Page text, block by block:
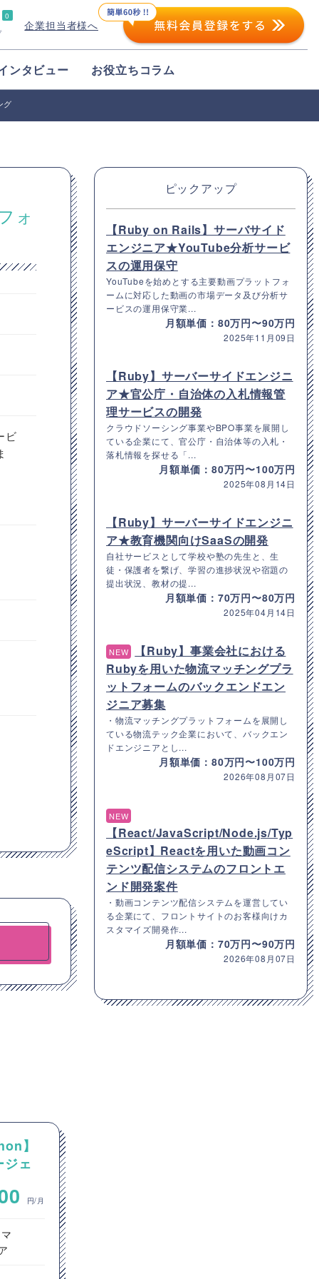
0
企業担当者様へ
ンタビュー お役立ちコラム
グ
ォ
ビ
】
ェ
円/月
ピックアップ
【Ruby on Rails】サーバサイド
エンジニア★YouTube分析サービ
スの運用保守
YouTubeを始めとする主要動画プラットフォ
ームに対応した動画の市場データ及び分析サ
ービスの運用保守業...
月額単価：80万円〜90万円
2025年11月09日
【Ruby】サーバーサイドエンジニ
ア★官公庁・自治体の入札情報管
理サービスの開発
クラウドソーシング事業やBPO事業を展開し
ている企業にて、官公庁・自治体等の入札・
落札情報を探せる「...
月額単価：80万円〜100万円
2025年08月14日
【Ruby】サーバーサイドエンジニ
ア★教育機関向けSaaSの開発
自社サービスとして学校や塾の先生と、生
徒・保護者を繋げ、学習の進捗状況や宿題の
提出状況、教材の提...
月額単価：70万円〜80万円
2025年04月14日
NEW
【Ruby】事業会社における
Rubyを用いた物流マッチングプラ
ットフォームのバックエンドエン
ジニア募集
・物流マッチングプラットフォームを展開し
ている物流テック企業において、バックエン
ドエンジニアとし...
月額単価：80万円〜100万円
2026年08月07日
NEW
【React/JavaScript/Node.js/Typ
eScript】Reactを用いた動画コン
テンツ配信システムのフロントエ
ンド開発案件
・動画コンテンツ配信システムを運営してい
る企業にて、フロントサイトのお客様向けカ
スタマイズ開発作...
月額単価：70万円〜90万円
2026年08月07日